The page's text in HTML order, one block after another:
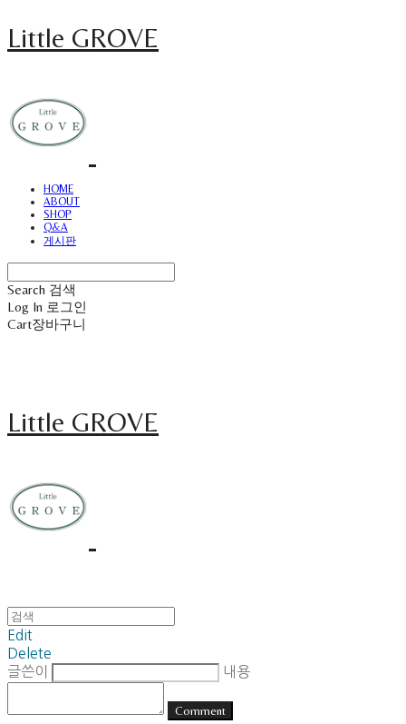
Little GROVE
HOME
ABOUT
SHOP
Q&A
게시판
Search 검색
Log In 로그인
Cart장바구니
Little GROVE
Edit
Delete
글쓴이
내용
Comment